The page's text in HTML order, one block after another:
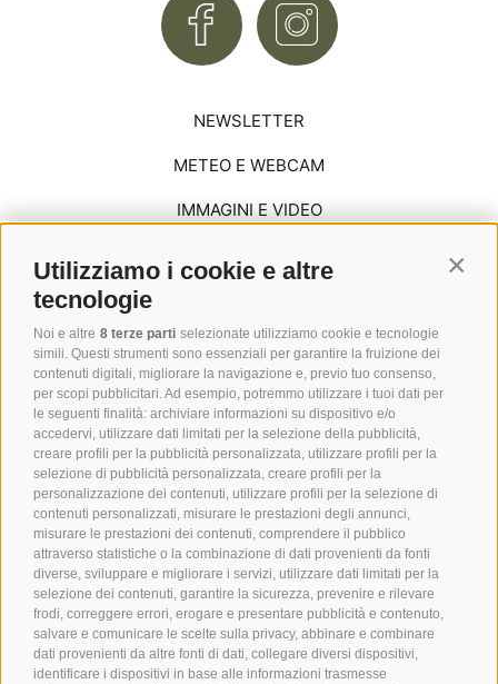
Utilizziamo i cookie e altre
tecnologie
Noi e altre 8 terze parti selezionate utilizziamo cookie e tecnologie
simili. Questi strumenti sono essenziali per garantire la fruizione dei
contenuti digitali, migliorare la navigazione e, previo tuo consenso,
per scopi pubblicitari. Ad esempio, potremmo utilizzare i tuoi dati per
le seguenti finalità: archiviare informazioni su dispositivo e/o
accedervi, utilizzare dati limitati per la selezione della pubblicità,
creare profili per la pubblicità personalizzata, utilizzare profili per la
selezione di pubblicità personalizzata, creare profili per la
personalizzazione dei contenuti, utilizzare profili per la selezione di
contenuti personalizzati, misurare le prestazioni degli annunci,
misurare le prestazioni dei contenuti, comprendere il pubblico
attraverso statistiche o la combinazione di dati provenienti da fonti
diverse, sviluppare e migliorare i servizi, utilizzare dati limitati per la
selezione dei contenuti, garantire la sicurezza, prevenire e rilevare
frodi, correggere errori, erogare e presentare pubblicità e contenuto,
salvare e comunicare le scelte sulla privacy, abbinare e combinare
dati provenienti da altre fonti di dati, collegare diversi dispositivi,
identificare i dispositivi in base alle informazioni trasmesse
Via Saltria 6
39040 Alpe di Siusi
+39 0471 727 964
info@hotelsteger-dellai.com
NEWSLETTER
METEO E WEBCAM
IMMAGINI E VIDEO